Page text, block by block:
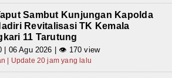
Sambut Kunjungan Kapolda
Revitalisasi TK Kemala
11 Tarutung
| 06 Agu 2026 | 👁 170 view
| Update 20 jam yang lalu